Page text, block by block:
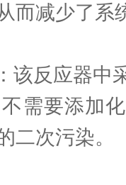
而减少了系
反应器中
需要添加
二次污染。